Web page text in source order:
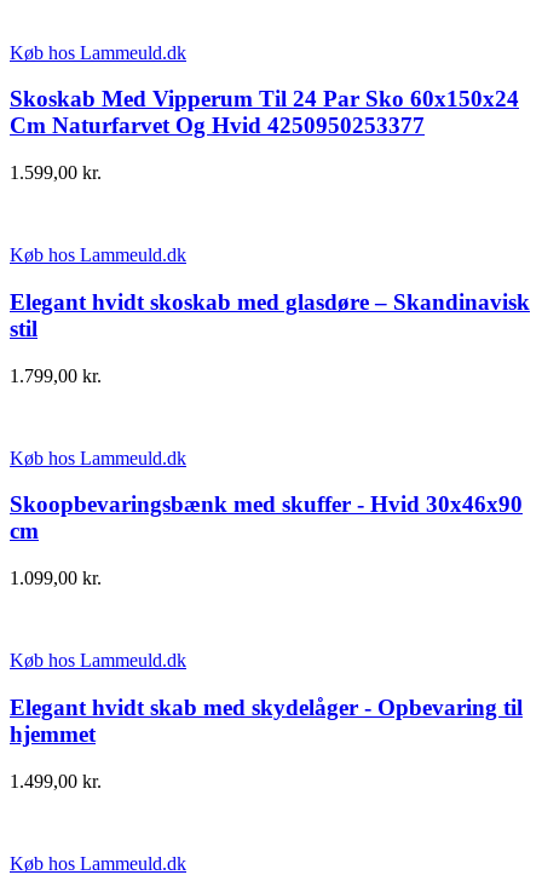
Køb hos Lammeuld.dk
Skoskab Med Vipperum Til 24 Par Sko 60x150x24
Cm Naturfarvet Og Hvid 4250950253377
1.599,00 kr.
Køb hos Lammeuld.dk
Elegant hvidt skoskab med glasdøre – Skandinavisk
stil
1.799,00 kr.
Køb hos Lammeuld.dk
Skoopbevaringsbænk med skuffer - Hvid 30x46x90
cm
1.099,00 kr.
Køb hos Lammeuld.dk
Elegant hvidt skab med skydelåger - Opbevaring til
hjemmet
1.499,00 kr.
Køb hos Lammeuld.dk